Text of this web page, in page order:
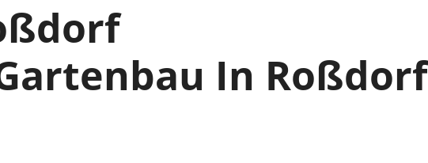
In Roßdorf